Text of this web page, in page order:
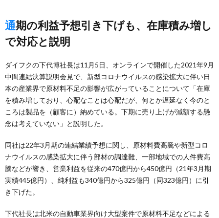
通期の利益予想引き下げも、在庫積み増し
で対応と説明
ダイフクの下代博社長は11月5日、オンラインで開催した2021年9月
中間連結決算説明会見で、新型コロナウイルスの感染拡大に伴い日
本の産業界で原材料不足の影響が広がっていることについて「在庫
を積み増しており、心配なことは心配だが、何とか遅延なく今のと
ころは製品を（顧客に）納めている。下期に売り上げが減額する懸
念は考えていない」と説明した。
同社は22年3月期の連結業績予想に関し、原材料費高騰や新型コロ
ナウイルスの感染拡大に伴う部材の調達難、一部地域での人件費高
騰などが響き、営業利益を従来の470億円から450億円（21年3月期
実績445億円）、純利益も340億円から325億円（同323億円）に引
き下げた。
下代社長は北米の自動車業界向け大型案件で原材料不足などによる